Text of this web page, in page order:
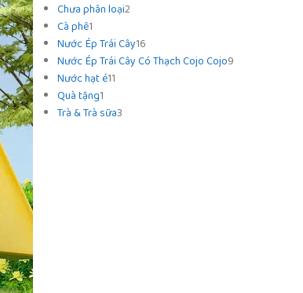
Chưa phân loại2
Cà phê1
Nước Ép Trái Cây16
Nước Ép Trái Cây Có Thạch Cojo Cojo9
Nước hạt é11
Quà tặng1
Trà & Trà sữa3